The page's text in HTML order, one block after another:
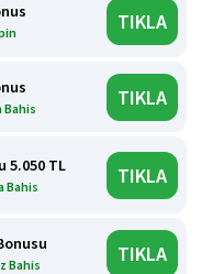
TIKLA
Bahis TIKLA
5.050 TL
Bahis TIKLA
Bahis TIKLA